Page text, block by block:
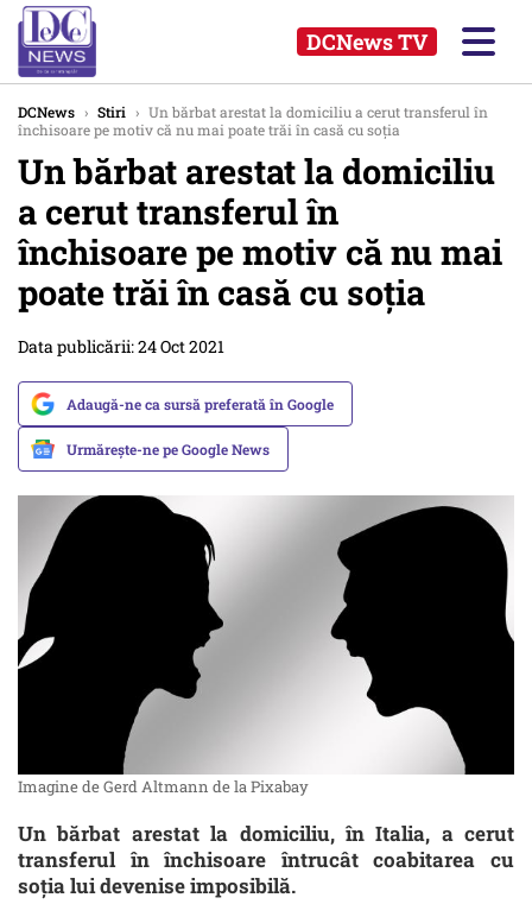
DCNews TV
DCNews › Stiri › Un bărbat arestat la domiciliu a cerut transferul în
închisoare pe motiv că nu mai poate trăi în casă cu soția
Un bărbat arestat la domiciliu
a cerut transferul în
închisoare pe motiv că nu mai
poate trăi în casă cu soția
Data publicării: 24 Oct 2021
Adaugă-ne ca sursă preferată în Google
Urmărește-ne pe Google News
Imagine de Gerd Altmann de la Pixabay
Un bărbat arestat la domiciliu, în Italia, a cerut
transferul în închisoare întrucât coabitarea cu
soţia lui devenise imposibilă.